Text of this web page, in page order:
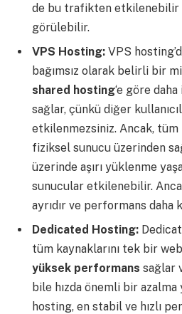
de bu trafikten etkilenebilir
görülebilir.
VPS Hosting: VPS
bağımsız olarak belirli bir
shared hosting‘e göre
sağlar, çünkü diğer
etkilenmezsiniz. Ancak, tüm
fiziksel sunucu üzerinden
üzerinde aşırı yüklenme
sunucular etkilenebilir.
ayrıdır ve performans daha
Dedicated Hosting:
tüm kaynaklarını tek bir
yüksek performans sağlar
bile hızda önemli bir azalma
hosting, en stabil ve hızlı